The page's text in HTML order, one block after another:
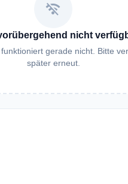
wifi_off
nicht
gerade nicht. Bitte
später erneut.